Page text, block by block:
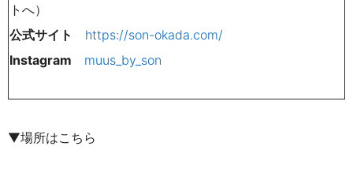
トへ）
公式サイト
https://son-okada.com/
Instagram
muus_by_son
▼場所はこちら